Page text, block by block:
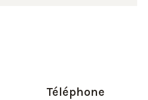
Téléphone